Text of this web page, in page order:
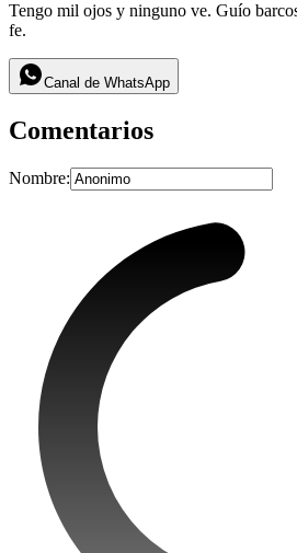
Tengo mil ojos y ninguno ve. Guío
fe.
Canal de WhatsApp
Comentarios
Nombre: